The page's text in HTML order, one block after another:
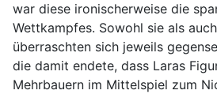
war diese ironischerweise die
Wettkampfes. Sowohl sie als
überraschten sich jeweils
die damit endete, dass Laras
Mehrbauern im Mittelspiel zum